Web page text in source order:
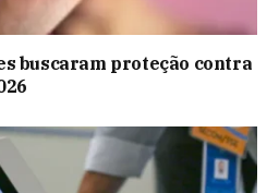
buscaram proteção contra